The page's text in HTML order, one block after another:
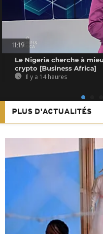
11:19
Le Nigeria cherche à
crypto [Business Africa]
Il y a 14 heures
PLUS D'ACTUALITÉS